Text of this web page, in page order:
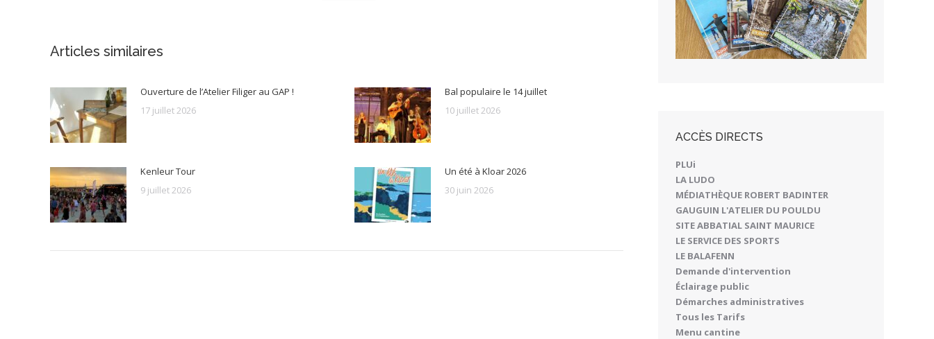
Articles similaires
Ouverture de l’Atelier Filiger au GAP !
17 juillet 2026
Bal populaire le 14 juillet
10 juillet 2026
Kenleur Tour
9 juillet 2026
Un été à Kloar 2026
30 juin 2026
ACCÈS DIRECTS
PLUi
LA LUDO
MÉDIATHÈQUE ROBERT BADINTER
GAUGUIN L'ATELIER DU POULDU
SITE ABBATIAL SAINT MAURICE
LE SERVICE DES SPORTS
LE BALAFENN
Demande d'intervention
Éclairage public
Démarches administratives
Tous les Tarifs
Menu cantine